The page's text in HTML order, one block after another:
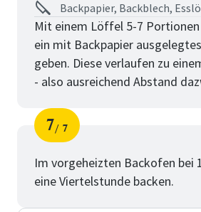
Backpapier, Backblech,
Mit einem Löffel 5-7
ein mit Backpapier
geben. Diese verlaufen zu
- also ausreichend Abstand
Schritt
7
von
7
Im vorgeheizten Backofen bei
eine Viertelstunde backen.